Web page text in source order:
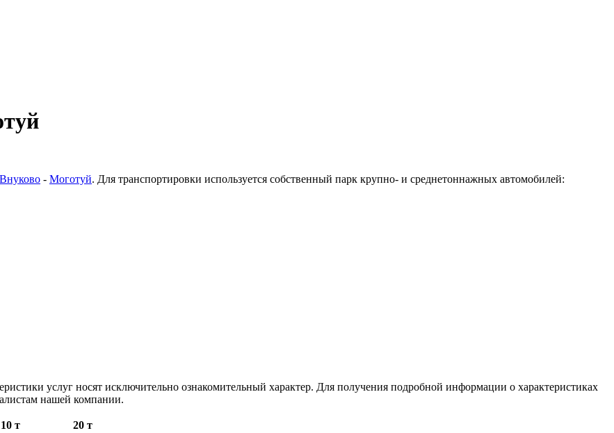
Внуково - Моготуй. Для транспортировки используется собственный парк крупно- и среднетоннажных автомобилей:
услуг носят исключительно ознакомительный характер. Для получения подробной информации о характеристиках
нашей компании.
10 т
20 т